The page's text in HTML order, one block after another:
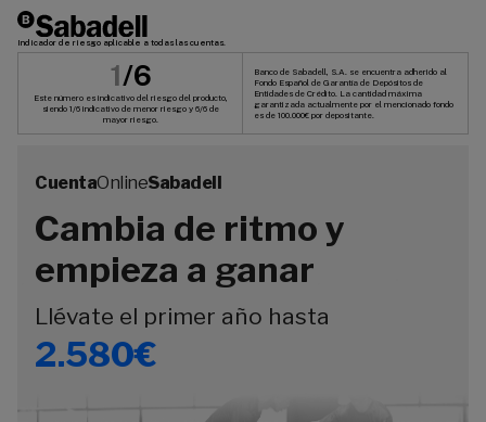
Indicador de riesgo aplicable a todas las cuentas.
1/6
Este número es indicativo del riesgo del producto,
siendo 1/6 indicativo de menor riesgo y 6/6 de
mayor riesgo.
Banco de Sabadell, S.A. se encuentra adherido al
Fondo Español de Garantía de Depósitos de
Entidades de Crédito. La cantidad máxima
garantizada actualmente por el mencionado fondo
es de 100.000€ por depositante.
CuentaOnlineSabadell
Cambia de ritmo y
empieza a ganar
Llévate el primer año hasta
2.580€